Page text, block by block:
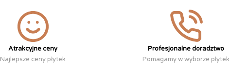
Atrakcyjne ceny
Najlepsze ceny płytek
Profesjonalne doradztwo
Pomagamy w wyborze płytek